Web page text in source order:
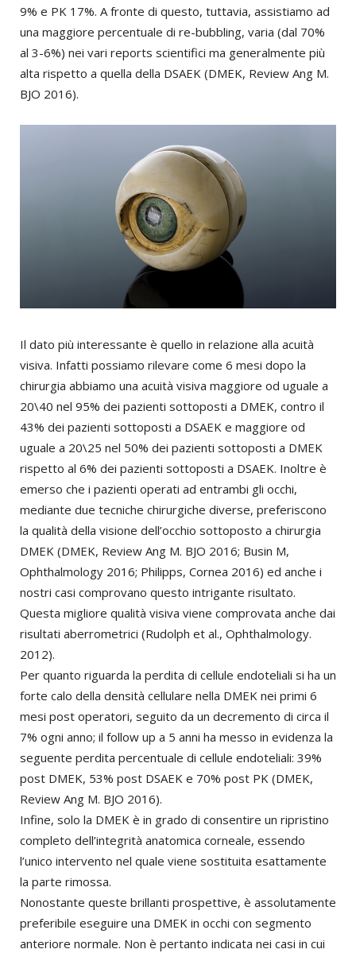
9% e PK 17%. A fronte di questo, tuttavia, assistiamo ad
una maggiore percentuale di re-bubbling, varia (dal 70%
al 3-6%) nei vari reports scientifici ma generalmente più
alta rispetto a quella della DSAEK (DMEK, Review Ang M.
BJO 2016).
Il dato più interessante è quello in relazione alla acuità
visiva. Infatti possiamo rilevare come 6 mesi dopo la
chirurgia abbiamo una acuità visiva maggiore od uguale a
20\40 nel 95% dei pazienti sottoposti a DMEK, contro il
43% dei pazienti sottoposti a DSAEK e maggiore od
uguale a 20\25 nel 50% dei pazienti sottoposti a DMEK
rispetto al 6% dei pazienti sottoposti a DSAEK. Inoltre è
emerso che i pazienti operati ad entrambi gli occhi,
mediante due tecniche chirurgiche diverse, preferiscono
la qualità della visione dell’occhio sottoposto a chirurgia
DMEK (DMEK, Review Ang M. BJO 2016; Busin M,
Ophthalmology 2016; Philipps, Cornea 2016) ed anche i
nostri casi comprovano questo intrigante risultato.
Questa migliore qualità visiva viene comprovata anche dai
risultati aberrometrici (Rudolph et al., Ophthalmology.
2012).
Per quanto riguarda la perdita di cellule endoteliali si ha un
forte calo della densità cellulare nella DMEK nei primi 6
mesi post operatori, seguito da un decremento di circa il
7% ogni anno; il follow up a 5 anni ha messo in evidenza la
seguente perdita percentuale di cellule endoteliali: 39%
post DMEK, 53% post DSAEK e 70% post PK (DMEK,
Review Ang M. BJO 2016).
Infine, solo la DMEK è in grado di consentire un ripristino
completo dell’integrità anatomica corneale, essendo
l’unico intervento nel quale viene sostituita esattamente
la parte rimossa.
Nonostante queste brillanti prospettive, è assolutamente
preferibile eseguire una DMEK in occhi con segmento
anteriore normale. Non è pertanto indicata nei casi in cui